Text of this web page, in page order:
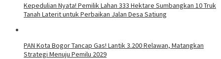
Kepedulian Nyata! Pemilik Lahan 333 Hektare Sumbangkan 10 Truk
Tanah Laterit untuk Perbaikan Jalan Desa Satiung
PAN Kota Bogor Tancap Gas! Lantik 3.200 Relawan, Matangkan
Strategi Menuju Pemilu 2029